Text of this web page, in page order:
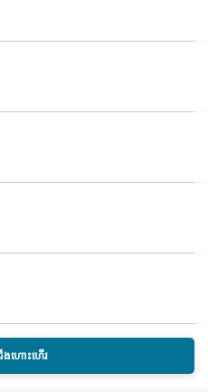
ងហោះហើរ